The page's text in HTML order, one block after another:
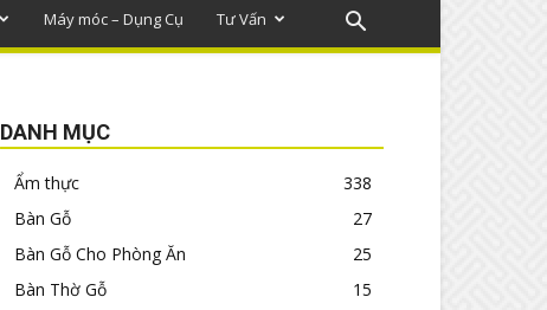
Máy móc – Dụng Cụ Tư Vấn
DANH MỤC
Ẩm thực
338
Bàn Gỗ
27
Bàn Gỗ Cho Phòng Ăn
25
Bàn Thờ Gỗ
15